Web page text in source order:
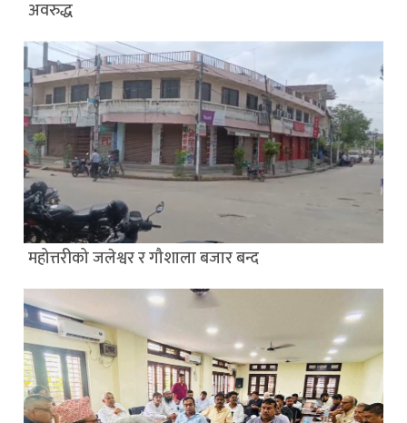
अवरुद्ध
महोत्तरीको जलेश्वर र गौशाला बजार बन्द